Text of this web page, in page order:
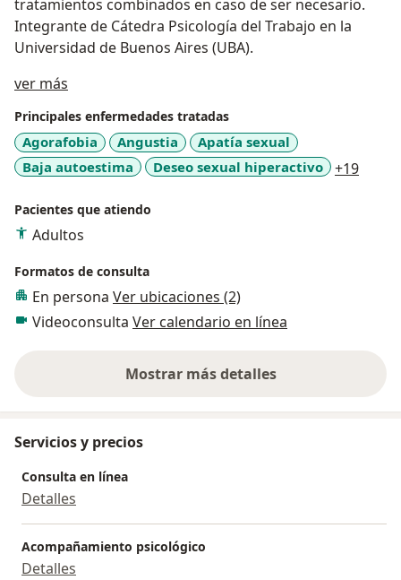
tratamientos combinados en caso de ser necesario.
Integrante de Cátedra Psicología del Trabajo en la
Universidad de Buenos Aires (UBA).
ver más
Principales enfermedades tratadas
Agorafobia Angustia
Apatía sexual
Baja autoestima
Deseo sexual hiperactivo +19
Pacientes que atiendo
Adultos
Formatos de consulta
En persona Ver ubicaciones (2)
Videoconsulta Ver calendario en línea
Mostrar más detalles
sobre la experiencia
Servicios y precios
Consulta en línea
Detalles
Acompañamiento psicológico
Detalles